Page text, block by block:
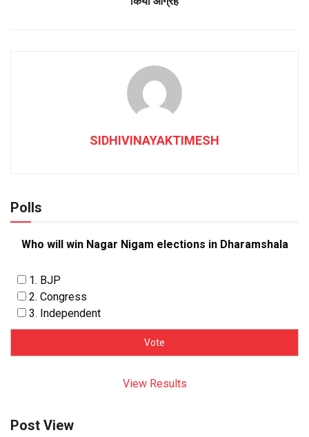
SIDHIVINAYAKTIMESH
Polls
Who will win Nagar Nigam elections in Dharamshala
1. BJP
2. Congress
3. Independent
View Results
Post View